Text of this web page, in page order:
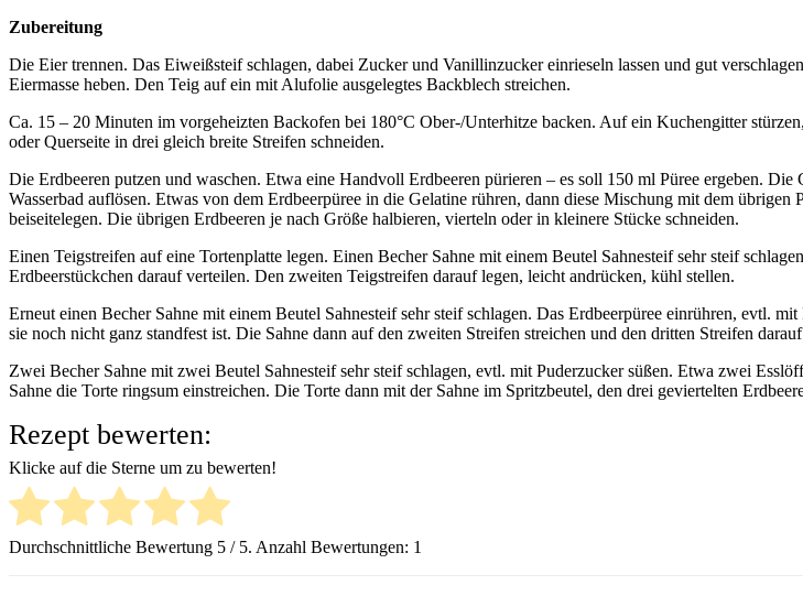
Zubereitung
Die Eier trennen. Das Eiweißsteif schlagen, dabei Zucker und Vanillinzucker einrieseln lassen und gut
Eiermasse heben. Den Teig auf ein mit Alufolie ausgelegtes Backblech streichen.
Ca. 15 – 20 Minuten im vorgeheizten Backofen bei 180°C Ober-/Unterhitze backen. Auf ein Kuchengitter
oder Querseite in drei gleich breite Streifen schneiden.
Die Erdbeeren putzen und waschen. Etwa eine Handvoll Erdbeeren pürieren – es soll 150 ml Püree ergeben.
Wasserbad auflösen. Etwas von dem Erdbeerpüree in die Gelatine rühren, dann diese Mischung mit dem
beiseitelegen. Die übrigen Erdbeeren je nach Größe halbieren, vierteln oder in kleinere Stücke schneiden.
Einen Teigstreifen auf eine Tortenplatte legen. Einen Becher Sahne mit einem Beutel Sahnesteif sehr steif
Erdbeerstückchen darauf verteilen. Den zweiten Teigstreifen darauf legen, leicht andrücken, kühl stellen.
Erneut einen Becher Sahne mit einem Beutel Sahnesteif sehr steif schlagen. Das Erdbeerpüree einrühren, evtl.
sie noch nicht ganz standfest ist. Die Sahne dann auf den zweiten Streifen streichen und den dritten Streifen
Zwei Becher Sahne mit zwei Beutel Sahnesteif sehr steif schlagen, evtl. mit Puderzucker süßen. Etwa zwei
Sahne die Torte ringsum einstreichen. Die Torte dann mit der Sahne im Spritzbeutel, den drei geviertelten
Rezept bewerten:
Klicke auf die Sterne um zu bewerten!
Durchschnittliche Bewertung 5 / 5. Anzahl Bewertungen: 1